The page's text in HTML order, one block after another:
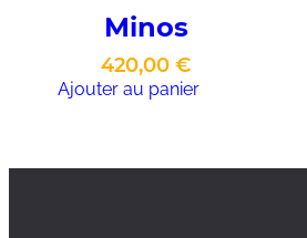
Minos
420,00 €
Ajouter au panier